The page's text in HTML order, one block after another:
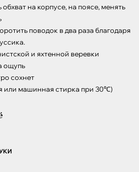
на корпусе, на поясе, менять
поводок в два раза благодаря
и яхтенной веревки
ощупь
сохнет
или машинная стирка при 30℃)